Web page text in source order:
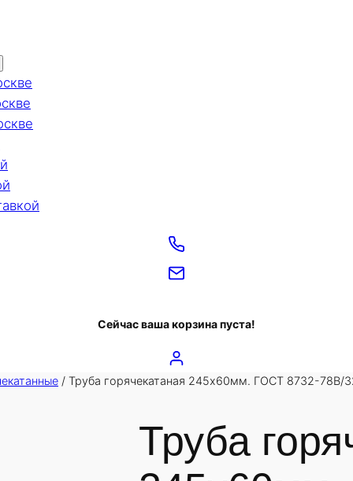
Сейчас ваша корзина пуста!
/ Труба горячекатаная 245х60мм. ГОСТ 8732-78В/
Труба